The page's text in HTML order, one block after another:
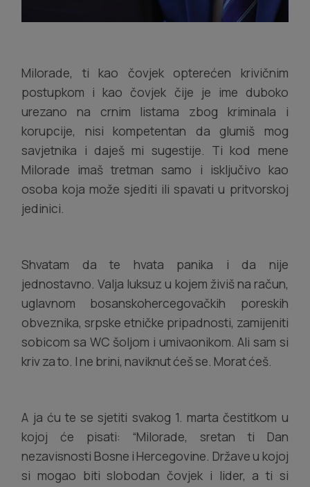
Milorade, ti kao čovjek opterećen krivičnim
postupkom i kao čovjek čije je ime duboko
urezano na crnim listama zbog kriminala i
korupcije, nisi kompetentan da glumiš mog
savjetnika i daješ mi sugestije. Ti kod mene
Milorade imaš tretman samo i isključivo kao
osoba koja može sjediti ili spavati u pritvorskoj
jedinici.
Shvatam da te hvata panika i da nije
jednostavno. Valja luksuz u kojem živiš na račun,
uglavnom bosanskohercegovačkih poreskih
obveznika, srpske etničke pripadnosti, zamijeniti
sobicom sa WC šoljom i umivaonikom. Ali sam si
kriv za to. I ne brini, naviknut ćeš se. Morat ćeš.
A ja ću te se sjetiti svakog 1. marta čestitkom u
kojoj će pisati: “Milorade, sretan ti Dan
nezavisnosti Bosne i Hercegovine. Države u kojoj
si mogao biti slobodan čovjek i lider, a ti si